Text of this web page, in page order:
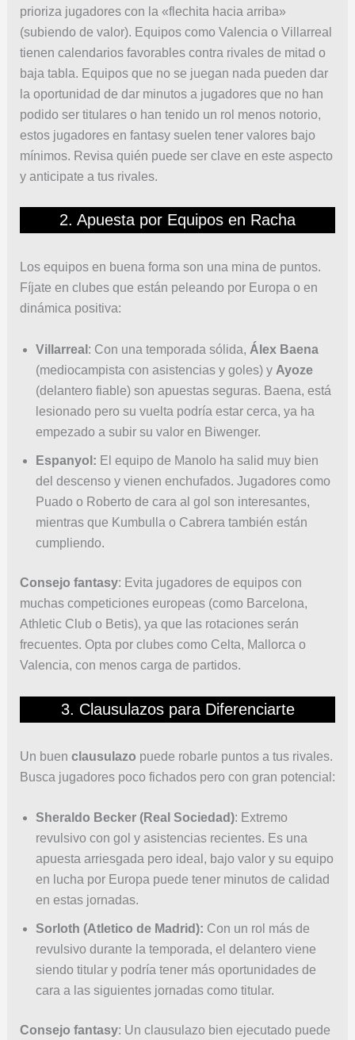
prioriza jugadores con la «flechita hacia arriba»
(subiendo de valor). Equipos como Valencia o Villarreal
tienen calendarios favorables contra rivales de mitad o
baja tabla. Equipos que no se juegan nada pueden dar
la oportunidad de dar minutos a jugadores que no han
podido ser titulares o han tenido un rol menos notorio,
estos jugadores en fantasy suelen tener valores bajo
mínimos. Revisa quién puede ser clave en este aspecto
y anticipate a tus rivales.
2. Apuesta por Equipos en Racha
Los equipos en buena forma son una mina de puntos.
Fíjate en clubes que están peleando por Europa o en
dinámica positiva:
Villarreal : Con una temporada sólida, Álex Baena
(mediocampista con asistencias y goles) y Ayoze
(delantero fiable) son apuestas seguras. Baena, está
lesionado pero su vuelta podría estar cerca, ya ha
empezado a subir su valor en Biwenger.
Espanyol: El equipo de Manolo ha salid muy bien
del descenso y vienen enchufados. Jugadores como
Puado o Roberto de cara al gol son interesantes,
mientras que Kumbulla o Cabrera también están
cumpliendo.
Consejo fantasy: Evita jugadores de equipos con
muchas competiciones europeas (como Barcelona,
Athletic Club o Betis), ya que las rotaciones serán
frecuentes. Opta por clubes como Celta, Mallorca o
Valencia, con menos carga de partidos.
3. Clausulazos para Diferenciarte
Un buen clausulazo puede robarle puntos a tus rivales.
Busca jugadores poco fichados pero con gran potencial:
Sheraldo Becker (Real Sociedad): Extremo
revulsivo con gol y asistencias recientes. Es una
apuesta arriesgada pero ideal, bajo valor y su equipo
en lucha por Europa puede tener minutos de calidad
en estas jornadas.
Sorloth (Atletico de Madrid): Con un rol más de
revulsivo durante la temporada, el delantero viene
siendo titular y podría tener más oportunidades de
cara a las siguientes jornadas como titular.
Consejo fantasy: Un clausulazo bien ejecutado puede